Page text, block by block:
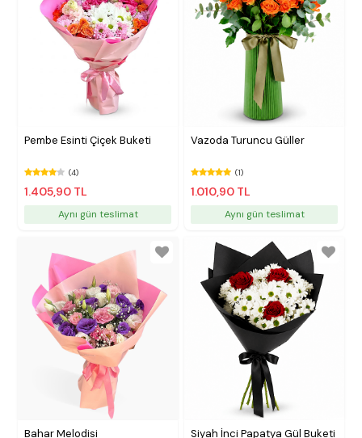
Pembe Esinti Çiçek Buketi
(4)
1.405,90 TL
Aynı gün teslimat
Vazoda Turuncu Güller
(1)
1.010,90 TL
Aynı gün teslimat
Bahar Melodisi Siyah İnci Papatya Gül Buketi